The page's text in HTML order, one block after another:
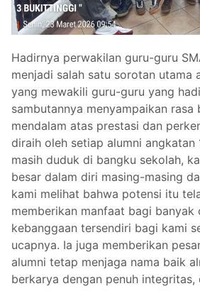
Hadirnya perwakilan guru-guru
menjadi salah satu sorotan utama
yang mewakili guru-guru yang
sambutannya menyampaikan rasa
mendalam atas prestasi dan
diraih oleh setiap alumni angkatan
masih duduk di bangku sekolah,
besar dalam diri masing-masing
kami melihat bahwa potensi itu
memberikan manfaat bagi banyak
kebanggaan tersendiri bagi kami
ucapnya. Ia juga memberikan
alumni tetap menjaga nama baik
berkarya dengan penuh